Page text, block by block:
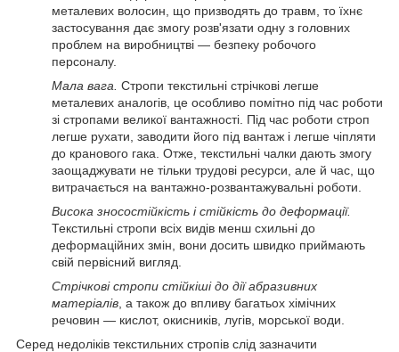
металевих волосин, що призводять до травм, то їхнє
застосування дає змогу розв'язати одну з головних
проблем на виробництві — безпеку робочого
персоналу.
Мала вага. Стропи текстильні стрічкові легше
металевих аналогів, це особливо помітно під час роботи
зі стропами великої вантажності. Під час роботи строп
легше рухати, заводити його під вантаж і легше чіпляти
до кранового гака. Отже, текстильні чалки дають змогу
заощаджувати не тільки трудові ресурси, але й час, що
витрачається на вантажно-розвантажувальні роботи.
Висока зносостійкість і стійкість до деформації.
Текстильні стропи всіх видів менш схильні до
деформаційних змін, вони досить швидко приймають
свій первісний вигляд.
Стрічкові стропи стійкіші до дії абразивних
матеріалів , а також до впливу багатьох хімічних
речовин — кислот, окисників, лугів, морської води.
Серед недоліків текстильних стропів слід зазначити